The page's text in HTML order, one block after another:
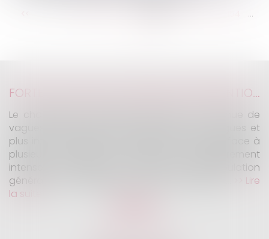
...
FORTES CHALEURS : MESURES DE PRÉVENTION ET ACTIONS DE L'INSPECTION DU TRAVAIL
Le changement climatique entraine la survenue de
vagues de chaleur plus fréquentes, plus longues et
plus intenses. Depuis la fin mai, la France fait face à
plusieurs épisodes caniculaires particulièrement
intenses, qui constituent un risque pour la population
générale, mais également pour les travailleurs...
Lire
la suite